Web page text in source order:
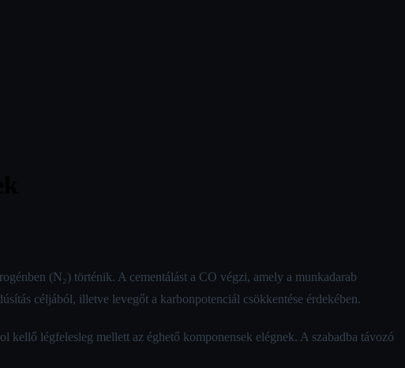
(N₂) történik. A cementálást a CO végzi, amely a munkadarab
céljából, illetve levegőt a karbonpotenciál csökkentése érdekében.
légfelesleg mellett az éghető komponensek elégnek. A szabadba távozó